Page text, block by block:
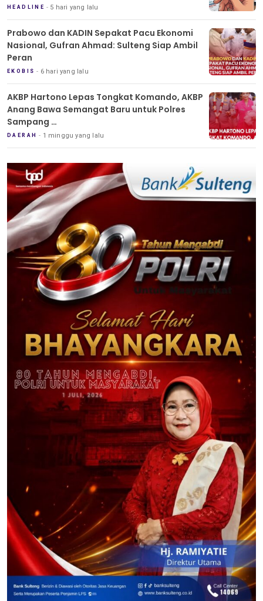
HEADLINE 5 hari yang lalu
Prabowo dan KADIN Sepakat Pacu Ekonomi
Nasional, Gufran Ahmad: Sulteng Siap Ambil
Peran
EKOBIS 6 hari yang lalu
AKBP Hartono Lepas Tongkat Komando, AKBP
Anang Bawa Semangat Baru untuk Polres
Sampang
Tradisi Pedang Pora Iringi Sertijab Kapolres
Sampang
DAERAH 1 minggu yang lalu